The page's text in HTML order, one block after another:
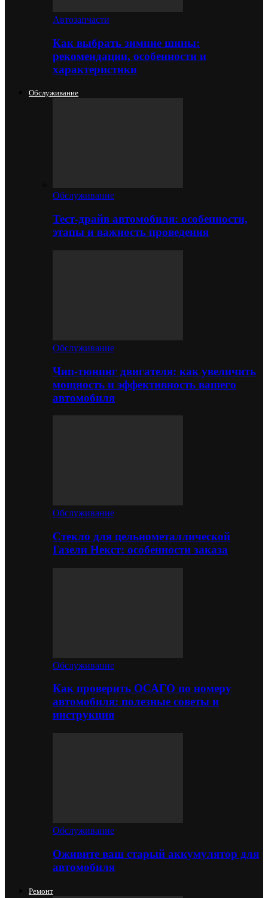
Автозапчасти
Как выбрать зимние шины:
рекомендации, особенности и
характеристики
Обслуживание
Обслуживание
Тест-драйв автомобиля: особенности,
этапы и важность проведения
Обслуживание
Чип-тюнинг двигателя: как увеличить
мощность и эффективность вашего
автомобиля
Обслуживание
Стекло для цельнометаллической
Газели Некст: особенности заказа
Обслуживание
Как проверить ОСАГО по номеру
автомобиля: полезные советы и
инструкция
Обслуживание
Оживите ваш старый аккумулятор для
автомобиля
Ремонт